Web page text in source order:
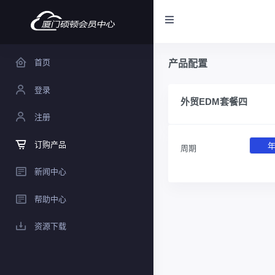
首页
登录
注册
订购产品
新闻中心
帮助中心
资源下载
产品配置
外贸EDM套餐四
周期 年